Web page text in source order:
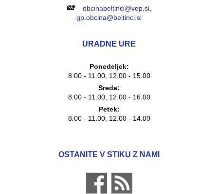
obcinabeltinci@vep.si,
gp.obcina@beltinci.si
URADNE URE
Ponedeljek:
8.00 - 11.00, 12.00 - 15.00
Sreda:
8.00 - 11.00, 12.00 - 16.00
Petek:
8.00 - 11.00, 12.00 - 14.00
OSTANITE V STIKU Z NAMI